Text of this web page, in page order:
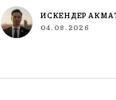
ИСКЕНДЕР
04.08.2026